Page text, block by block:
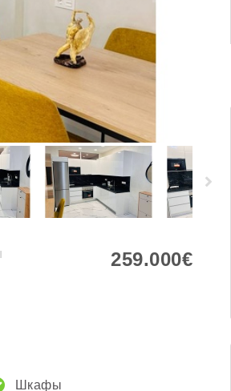
259.000€
Шкафы